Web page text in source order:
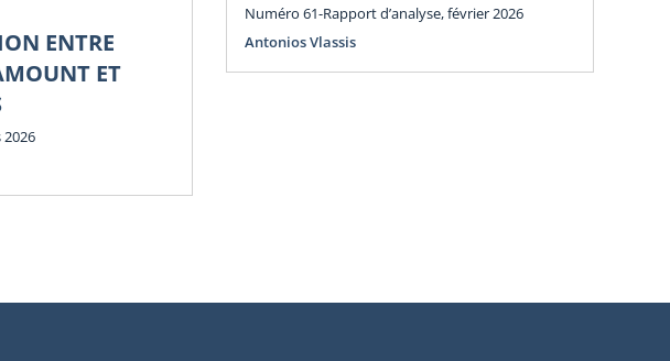
ENTRE
ET
2026
Numéro 61-Rapport d’analyse, février 2026
Antonios Vlassis